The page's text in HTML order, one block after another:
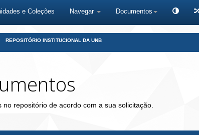
e Coleções Navegar Documentos
REPOSITÓRIO INSTITUCIONAL DA UNB
repositório de acordo com a sua solicitação.